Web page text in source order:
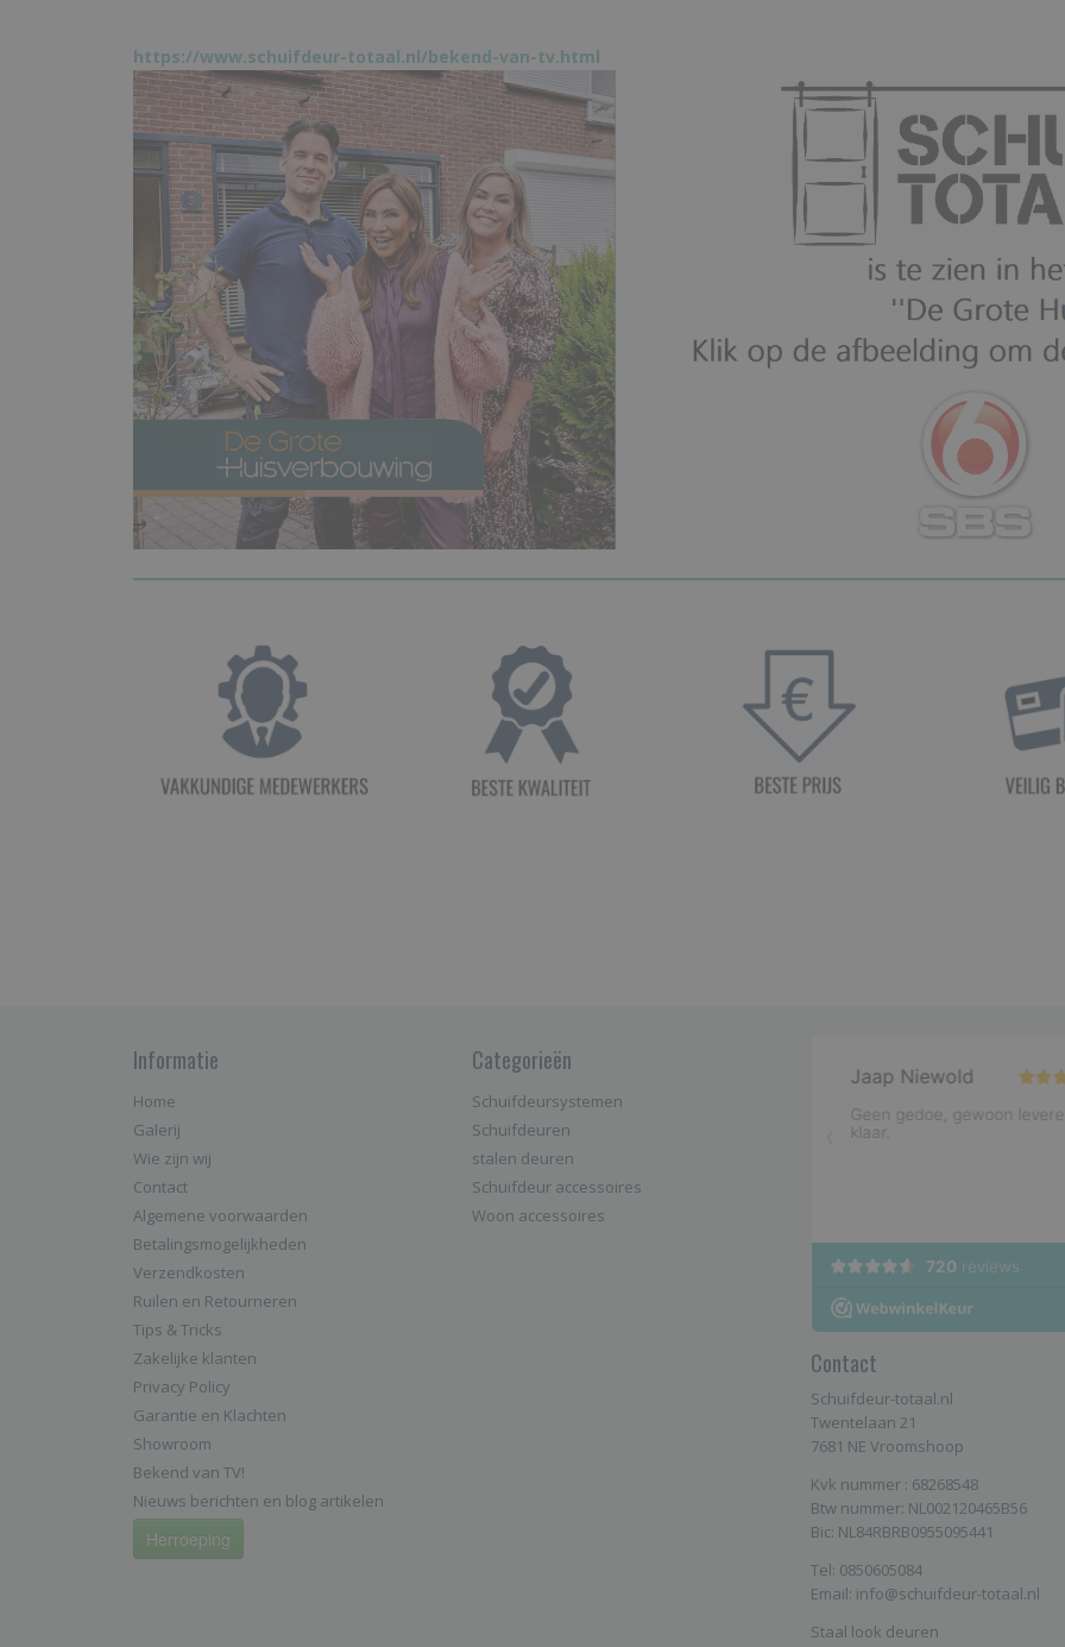
https://www.schuifdeur-totaal.nl/bekend-van-tv.html
Informatie
Home
Galerij
Wie zijn wij
Contact
Algemene voorwaarden
Betalingsmogelijkheden
Verzendkosten
Ruilen en Retourneren
Tips & Tricks
Zakelijke klanten
Privacy Policy
Garantie en Klachten
Showroom
Bekend van TV!
Nieuws berichten en blog artikelen
Herroeping
Categorieën
Schuifdeursystemen
Schuifdeuren
stalen deuren
Schuifdeur accessoires
Woon accessoires
Contact
Schuifdeur-totaal.nl
Twentelaan 21
7681 NE Vroomshoop
Kvk nummer : 68268548
Btw nummer: NL002120465B56
Bic: NL84RBRB0955095441
Tel: 0850605084
Email: info@schuifdeur-totaal.nl
Staal look deuren